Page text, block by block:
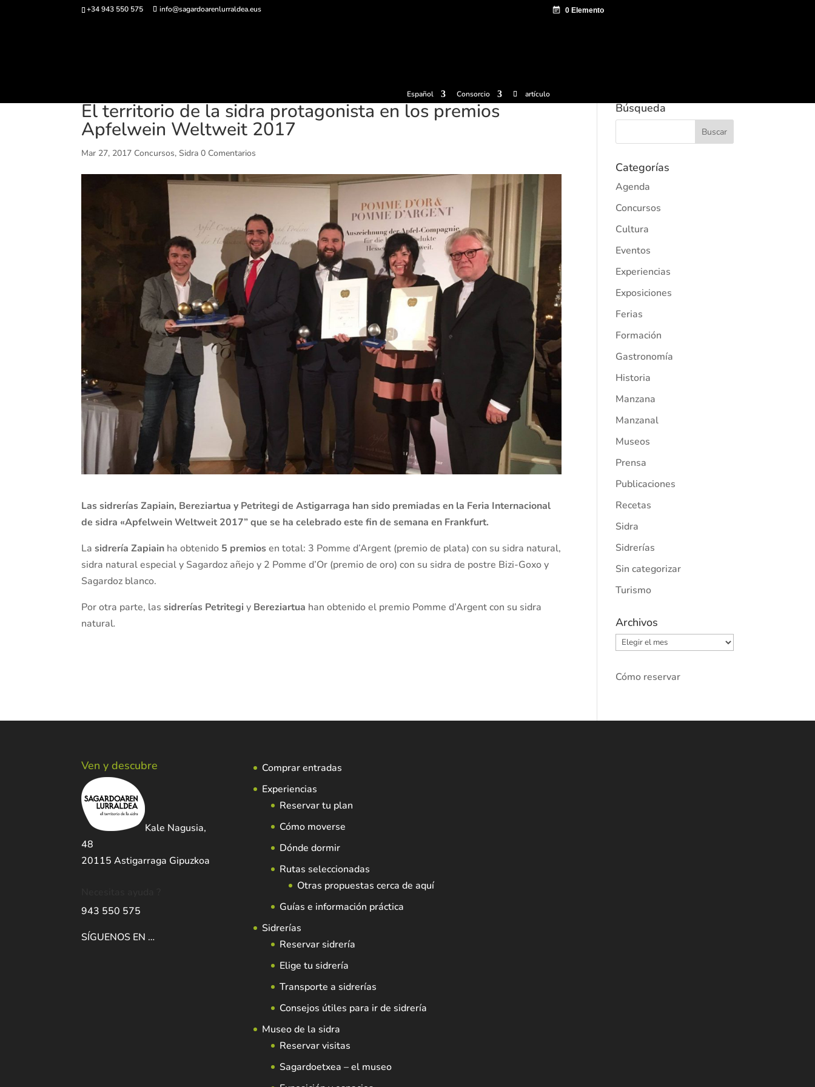
+34 943 550 575 info@sagardoarenlurraldea.eus
Español Consorcio artículo
El territorio de la sidra protagonista en los premios
Apfelwein Weltweit 2017
Mar 27, 2017 Concursos,Sidra 0 Comentarios
Las sidrerías Zapiain, Bereziartua y Petritegi de Astigarraga han sido premiadas en la Feria Internacional
de sidra «Apfelwein Weltweit 2017” que se ha celebrado este fin de semana en Frankfurt.
Lasidrería Zapiain ha obtenido 5 premiosen total: 3 Pomme d’Argent (premio de plata) con su sidra natural,
sidra natural especial y Sagardoz añejo y 2 Pomme d’Or (premio de oro) con su sidra de postre Bizi-Goxo y
Sagardoz blanco.
Por otra parte, lassidrerías Petritegiy Bereziartua han obtenido el premio Pomme d’Argent con su sidra
natural.
Búsqueda
Categorías
Agenda
Concursos
Cultura
Eventos
Experiencias
Exposiciones
Ferias
Formación
Gastronomía
Historia
Manzana
Manzanal
Museos
Prensa
Publicaciones
Recetas
Sidra
Sidrerías
Sin categorizar
Turismo
Archivos
Archivos
Cómo reservar
Ven y descubre
Kale Nagusia,
48
20115 Astigarraga Gipuzkoa
943 550 575
SÍGUENOS EN …
Comprar entradas
Experiencias
Reservar tu plan
Cómo moverse
Dónde dormir
Rutas seleccionadas
Otras propuestas cerca de aquí
Guías e información práctica
Sidrerías
Reservar sidrería
Elige tu sidrería
Transporte a sidrerías
Consejos útiles para ir de sidrería
Museo de la sidra
Reservar visitas
Sagardoetxea – el museo